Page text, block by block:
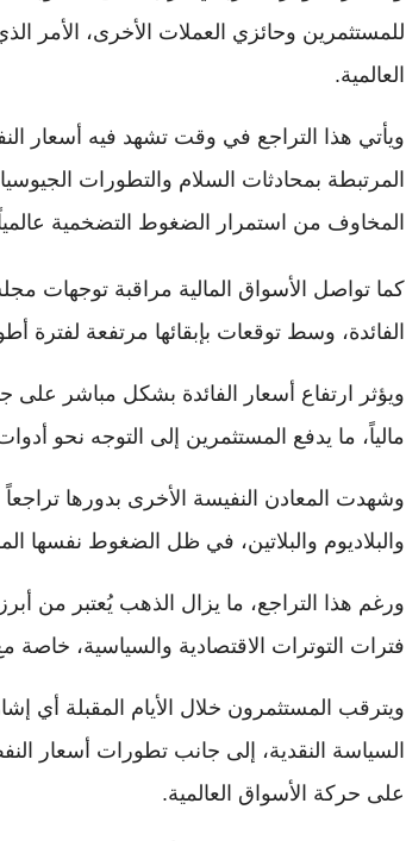
للمستثمرين وحائزي العملات الأخرى، الأمر
العالمية.
ويأتي هذا التراجع في وقت تشهد فيه أسعار
المرتبطة بمحادثات السلام والتطورات
المخاوف من استمرار الضغوط التضخمية
كما تواصل الأسواق المالية مراقبة توجهات
الفائدة، وسط توقعات بإبقائها مرتفعة لفترة
ويؤثر ارتفاع أسعار الفائدة بشكل مباشر على
مالياً، ما يدفع المستثمرين إلى التوجه نحو
وشهدت المعادن النفيسة الأخرى بدورها
والبلاديوم والبلاتين، في ظل الضغوط نفسها
ورغم هذا التراجع، ما يزال الذهب يُعتبر من
فترات التوترات الاقتصادية والسياسية، خاصة
ويترقب المستثمرون خلال الأيام المقبلة
السياسة النقدية، إلى جانب تطورات أسعار
على حركة الأسواق العالمية.